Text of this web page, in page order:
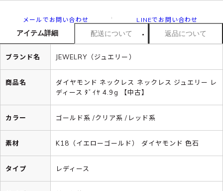
メールでお問い合わせ LINEでお問い合わせ
アイテム詳細 配送について 返品について
ブランド名 JEWELRY（ジュエリー）
商品名
ダイヤモンド ネックレス ネックレス ジュエリー レ
ディース ﾀﾞｲﾔ 4.9g 【中古】
カラー ゴールド系 /クリア系 /レッド系
素材 K18（イエローゴールド） ダイヤモンド 色石
タイプ レディース